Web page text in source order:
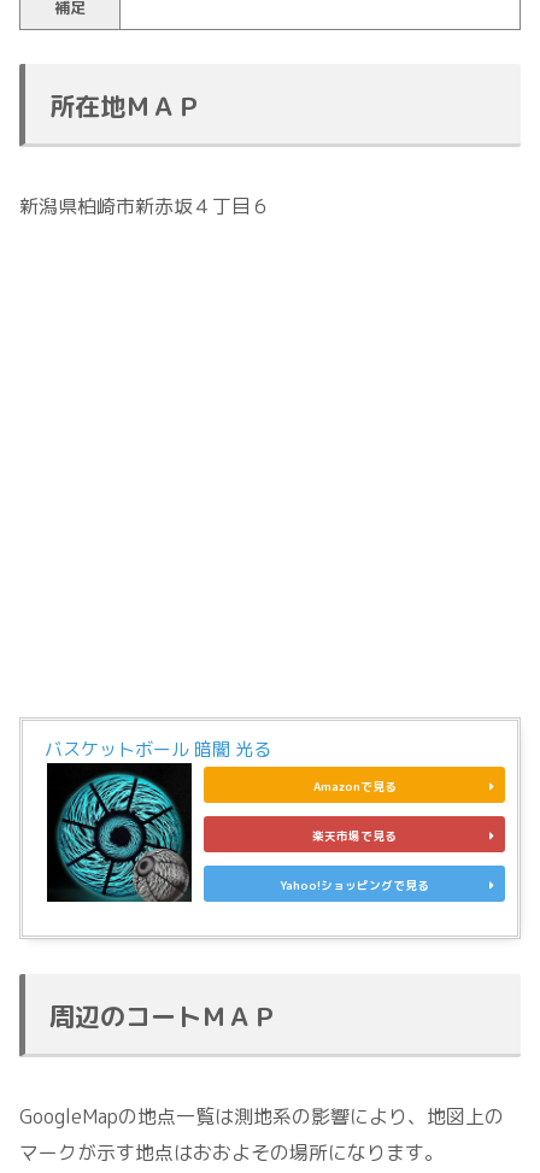
補足
所在地ＭＡＰ
新潟県柏崎市新赤坂４丁目６
バスケットボール 暗闇 光る
Amazonで見る
楽天市場で見る
Yahoo!ショッピングで見る
周辺のコートＭＡＰ
GoogleMapの地点一覧は測地系の影響により、地図上の
マークが示す地点はおおよその場所になります。